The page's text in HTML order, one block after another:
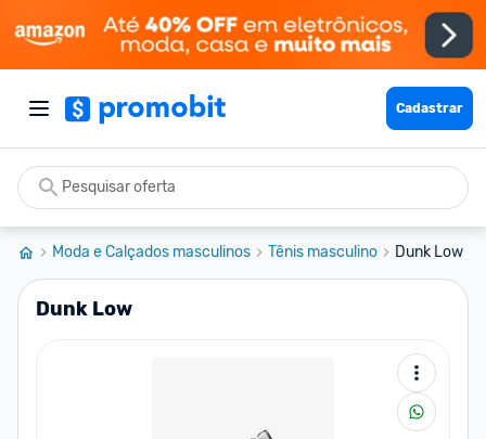
Cadastrar
Moda e Calçados masculinos Tênis masculino Dunk Low
Dunk Low